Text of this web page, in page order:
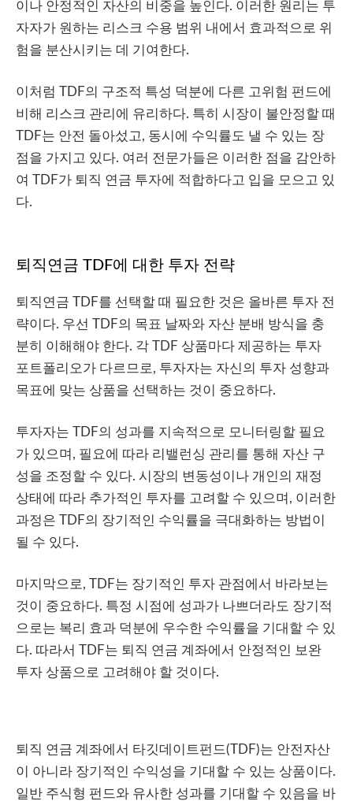
이나 안정적인 자산의 비중을 높인다. 이러한 원리는 투
자자가 원하는 리스크 수용 범위 내에서 효과적으로 위
험을 분산시키는 데 기여한다.
이처럼 TDF의 구조적 특성 덕분에 다른 고위험 펀드에
비해 리스크 관리에 유리하다. 특히 시장이 불안정할 때
TDF는 안전 돌아섰고, 동시에 수익률도 낼 수 있는 장
점을 가지고 있다. 여러 전문가들은 이러한 점을 감안하
여 TDF가 퇴직 연금 투자에 적합하다고 입을 모으고 있
다.
퇴직연금 TDF에 대한 투자 전략
퇴직연금 TDF를 선택할 때 필요한 것은 올바른 투자 전
략이다. 우선 TDF의 목표 날짜와 자산 분배 방식을 충
분히 이해해야 한다. 각 TDF 상품마다 제공하는 투자
포트폴리오가 다르므로, 투자자는 자신의 투자 성향과
목표에 맞는 상품을 선택하는 것이 중요하다.
투자자는 TDF의 성과를 지속적으로 모니터링할 필요
가 있으며, 필요에 따라 리밸런싱 관리를 통해 자산 구
성을 조정할 수 있다. 시장의 변동성이나 개인의 재정
상태에 따라 추가적인 투자를 고려할 수 있으며, 이러한
과정은 TDF의 장기적인 수익률을 극대화하는 방법이
될 수 있다.
마지막으로, TDF는 장기적인 투자 관점에서 바라보는
것이 중요하다. 특정 시점에 성과가 나쁘더라도 장기적
으로는 복리 효과 덕분에 우수한 수익률을 기대할 수 있
다. 따라서 TDF는 퇴직 연금 계좌에서 안정적인 보완
투자 상품으로 고려해야 할 것이다.
퇴직 연금 계좌에서 타깃데이트펀드(TDF)는 안전자산
이 아니라 장기적인 수익성을 기대할 수 있는 상품이다.
일반 주식형 펀드와 유사한 성과를 기대할 수 있음을 바